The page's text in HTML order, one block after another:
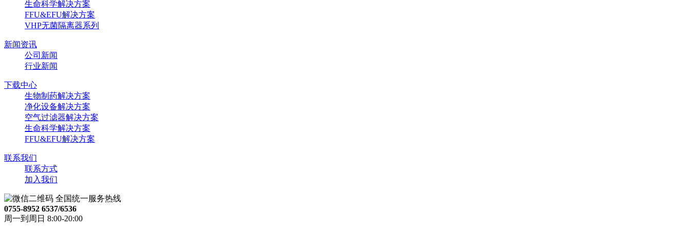
生命科学解决方案
FFU&EFU解决方案
VHP无菌隔离器系列
新闻资讯
公司新闻
行业新闻
下载中心
生物制药解决方案
净化设备解决方案
空气过滤器解决方案
生命科学解决方案
FFU&EFU解决方案
联系我们
联系方式
加入我们
全国统一服务热线
0755-8952 6537/6536
周一到周日 8:00-20:00